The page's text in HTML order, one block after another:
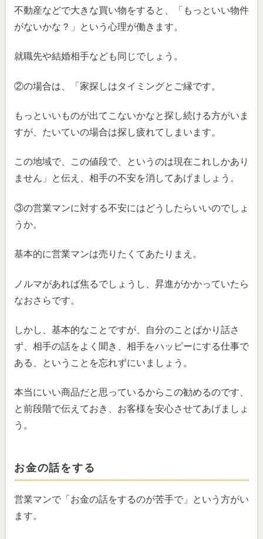
不動産などで大きな買い物をすると、「もっといい物件
がないかな？」という心理が働きます。
就職先や結婚相手なども同じでしょう。
②の場合は、「家探しはタイミングとご縁です。
もっといいものが出てこないかなと探し続ける方がいま
すが、たいていの場合は探し疲れてしまいます。
この地域で、この値段で、というのは現在これしかあり
ません」と伝え、相手の不安を消してあげましょう。
③の営業マンに対する不安にはどうしたらいいのでしょ
うか。
基本的に営業マンは売りたくてあたりまえ。
ノルマがあれば焦るでしょうし、昇進がかかっていたら
なおさらです。
しかし、基本的なことですが、自分のことばかり話さ
ず、相手の話をよく聞き、相手をハッピーにする仕事で
ある、ということを忘れずにいましょう。
本当にいい商品だと思っているからこの勧めるのです、
と前段階で伝えておき、お客様を安心させてあげましょ
う。
お金の話をする
営業マンで「お金の話をするのが苦手で」という方がい
ます。